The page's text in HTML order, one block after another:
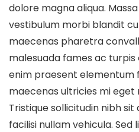
dolore magna aliqua.
vestibulum morbi blandit
maecenas pharetra
malesuada fames ac turpis
enim praesent elementum
maecenas ultricies mi
Tristique sollicitudin nibh
facilisi nullam vehicula. Sed